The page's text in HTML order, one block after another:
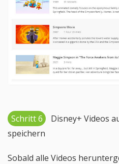
Schritt 6
Disney+ Videos
speichern
Sobald alle Videos